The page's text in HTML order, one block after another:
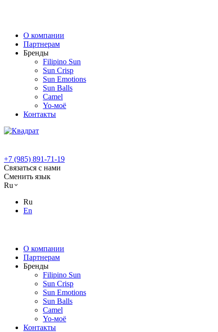
О компании
Партнерам
Бренды
Filipino Sun
Sun Crisp
Sun Emotions
Sun Balls
Camel
Yo-моё
Контакты
+7 (985) 891-71-19
Связаться с нами
Сменить язык
Ru
Ru
En
О компании
Партнерам
Бренды
Filipino Sun
Sun Crisp
Sun Emotions
Sun Balls
Camel
Yo-моё
Контакты